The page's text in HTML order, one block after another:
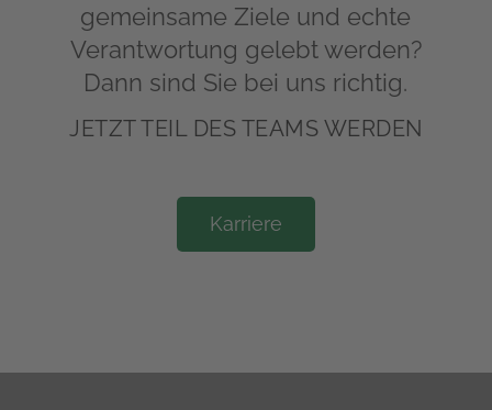
gemeinsame Ziele und echte
Verantwortung gelebt werden?
Dann sind Sie bei uns richtig.
JETZT TEIL DES TEAMS WERDEN
Karriere